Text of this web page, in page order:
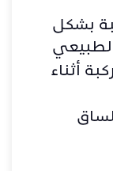
بشكل
الطبيعي
أثناء